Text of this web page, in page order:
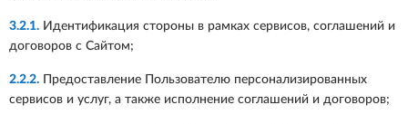
3.2.1. Идентификация стороны в рамках сервисов, соглашений и
договоров с Сайтом;
2.2.2. Предоставление Пользователю персонализированных
сервисов и услуг, а также исполнение соглашений и договоров;